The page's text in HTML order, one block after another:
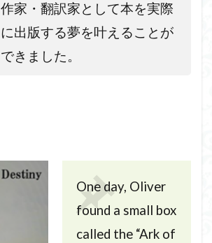
作家・翻訳家として本を実際
に出版する夢を叶えることが
できました。
One day, Oliver
found a small box
called the “Ark of